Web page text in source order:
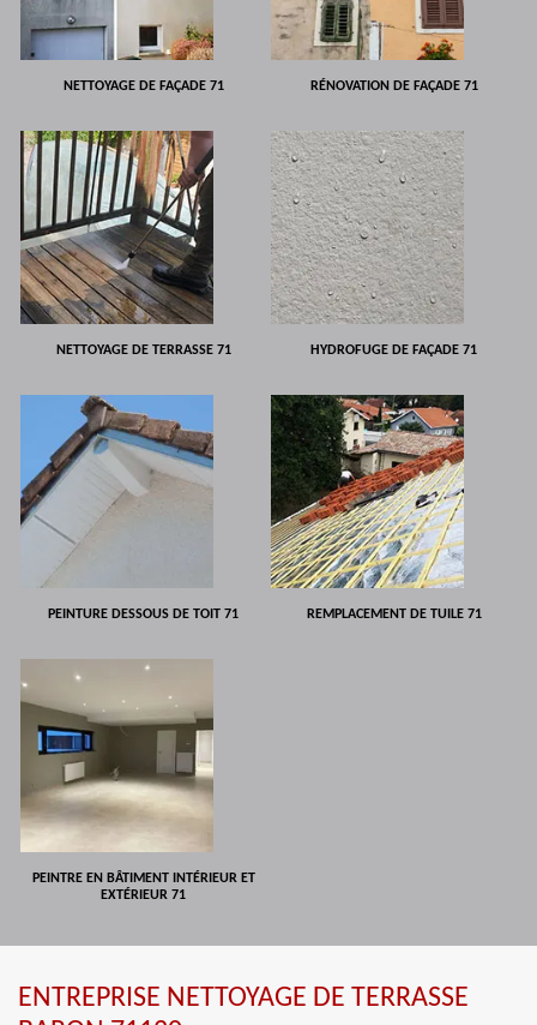
NETTOYAGE DE FAÇADE 71 RÉNOVATION DE FAÇADE 71
NETTOYAGE DE TERRASSE 71 HYDROFUGE DE FAÇADE 71
PEINTURE DESSOUS DE TOIT 71 REMPLACEMENT DE TUILE 71
PEINTRE EN BÂTIMENT INTÉRIEUR ET
EXTÉRIEUR 71
ENTREPRISE NETTOYAGE DE TERRASSE